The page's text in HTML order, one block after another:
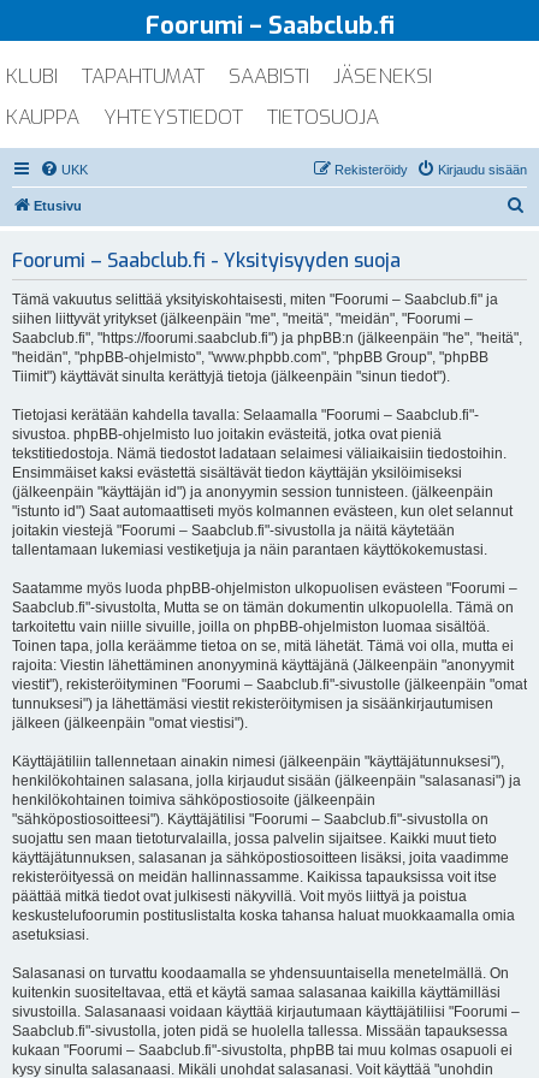
Foorumi – Saabclub.fi
KLUBI TAPAHTUMAT SAABISTI
JÄSENEKSI
KAUPPA
YHTEYSTIEDOT TIETOSUOJA
UKK Kirjaudu sisään
Rekisteröidy
Etusivu
Foorumi – Saabclub.fi - Yksityisyyden suoja
Tämä vakuutus selittää yksityiskohtaisesti, miten "Foorumi – Saabclub.fi" ja
siihen liittyvät yritykset (jälkeenpäin "me", "meitä", "meidän", "Foorumi –
Saabclub.fi", "https://foorumi.saabclub.fi") ja phpBB:n (jälkeenpäin "he", "heitä",
"heidän", "phpBB-ohjelmisto", "www.phpbb.com", "phpBB Group", "phpBB
Tiimit") käyttävät sinulta kerättyjä tietoja (jälkeenpäin "sinun tiedot").
Tietojasi kerätään kahdella tavalla: Selaamalla "Foorumi – Saabclub.fi"-
sivustoa. phpBB-ohjelmisto luo joitakin evästeitä, jotka ovat pieniä
tekstitiedostoja. Nämä tiedostot ladataan selaimesi väliaikaisiin tiedostoihin.
Ensimmäiset kaksi evästettä sisältävät tiedon käyttäjän yksilöimiseksi
(jälkeenpäin "käyttäjän id") ja anonyymin session tunnisteen. (jälkeenpäin
"istunto id") Saat automaattiseti myös kolmannen evästeen, kun olet selannut
joitakin viestejä "Foorumi – Saabclub.fi"-sivustolla ja näitä käytetään
tallentamaan lukemiasi vestiketjuja ja näin parantaen käyttökokemustasi.
Saatamme myös luoda phpBB-ohjelmiston ulkopuolisen evästeen "Foorumi –
Saabclub.fi"-sivustolta, Mutta se on tämän dokumentin ulkopuolella. Tämä on
tarkoitettu vain niille sivuille, joilla on phpBB-ohjelmiston luomaa sisältöä.
Toinen tapa, jolla keräämme tietoa on se, mitä lähetät. Tämä voi olla, mutta ei
rajoita: Viestin lähettäminen anonyyminä käyttäjänä (Jälkeenpäin "anonyymit
viestit"), rekisteröityminen "Foorumi – Saabclub.fi"-sivustolle (jälkeenpäin "omat
tunnuksesi") ja lähettämäsi viestit rekisteröitymisen ja sisäänkirjautumisen
jälkeen (jälkeenpäin "omat viestisi").
Käyttäjätiliin tallennetaan ainakin nimesi (jälkeenpäin "käyttäjätunnuksesi"),
henkilökohtainen salasana, jolla kirjaudut sisään (jälkeenpäin "salasanasi") ja
henkilökohtainen toimiva sähköpostiosoite (jälkeenpäin
"sähköpostiosoitteesi"). Käyttäjätilisi "Foorumi – Saabclub.fi"-sivustolla on
suojattu sen maan tietoturvalailla, jossa palvelin sijaitsee. Kaikki muut tieto
käyttäjätunnuksen, salasanan ja sähköpostiosoitteen lisäksi, joita vaadimme
rekisteröityessä on meidän hallinnassamme. Kaikissa tapauksissa voit itse
päättää mitkä tiedot ovat julkisesti näkyvillä. Voit myös liittyä ja poistua
keskustelufoorumin postituslistalta koska tahansa haluat muokkaamalla omia
asetuksiasi.
Salasanasi on turvattu koodaamalla se yhdensuuntaisella menetelmällä. On
kuitenkin suositeltavaa, että et käytä samaa salasanaa kaikilla käyttämilläsi
sivustoilla. Salasanaasi voidaan käyttää kirjautumaan käyttäjätiliisi "Foorumi –
Saabclub.fi"-sivustolla, joten pidä se huolella tallessa. Missään tapauksessa
kukaan "Foorumi – Saabclub.fi"-sivustolta, phpBB tai muu kolmas osapuoli ei
kysy sinulta salasanaasi. Mikäli unohdat salasanasi. Voit käyttää "unohdin